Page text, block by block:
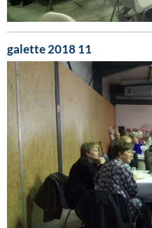
galette 2018 11